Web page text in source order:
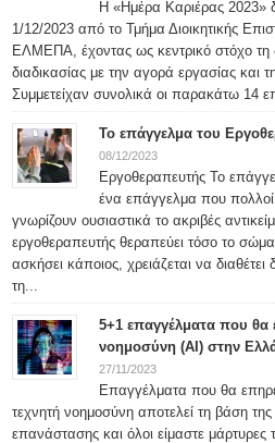
Η «Ημέρα Καριέρας 2023»
1/12/2023 από το Τμήμα Διοικητικής
ΕΛΜΕΠΑ, έχοντας ως κεντρικό στόχο τη
διαδικασίας με την αγορά εργασίας και
Συμμετείχαν συνολικά οι παρακάτω 14
Το επάγγελμα του
08/12/2023
Εργοθεραπευτής Το
ένα επάγγελμα που πολλοί
γνωρίζουν ουσιαστικά το ακριβές
εργοθεραπευτής θεραπεύει τόσο το
ασκήσει κάποιος, χρειάζεται να διαθέτει
τη...
5+1 επαγγέλματα που θα
νοημοσύνη (ΑΙ) στην
27/11/2023
Επαγγέλματα που θα
τεχνητή νοημοσύνη αποτελεί τη βάση
επανάστασης και όλοι είμαστε μάρτυρες